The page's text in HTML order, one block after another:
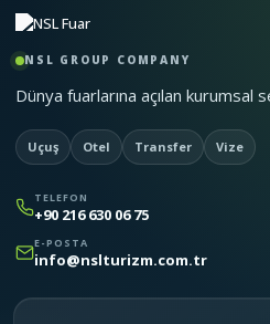
NSL GROUP COMPANY
Dünya fuarlarına açılan kurumsal
Uçuş Otel Transfer Vize
TELEFON
+90 216 630 06 75
E-POSTA
info@nslturizm.com.tr